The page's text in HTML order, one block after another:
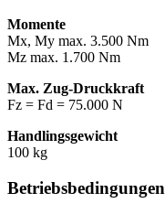
Momente
Mx, My max. 3.500 Nm
Mz max. 1.700 Nm
Max. Zug-Druckkraft
Fz = Fd = 75.000 N
Handlingsgewicht
100 kg
Betriebsbedingungen